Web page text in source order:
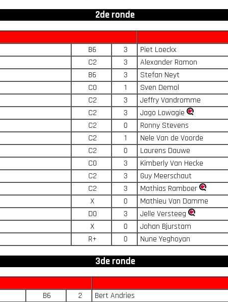
2de ronde
B6 3 Piet Loeckx
C2 3 Alexander Ramon
B6 3 Stefan Neyt
C0 1 Sven Demol
C2 3 Jeffry Vandromme
C2 3 Jago Lowagie
C2 0 Ronny Stevens
C2 1 Nele Van de Voorde
C2 0 Laurens Dauwe
C0 3 Kimberly Van Hecke
C2 3 Guy Meerschaut
C2 3 Mathias Ramboer
X 0 Mathieu Van Damme
D0 3 Jelle Versteeg
X 0 Johan Bjurstam
R+ 0 Nune Yeghoyan
3de ronde
B6 2 Bert Andries